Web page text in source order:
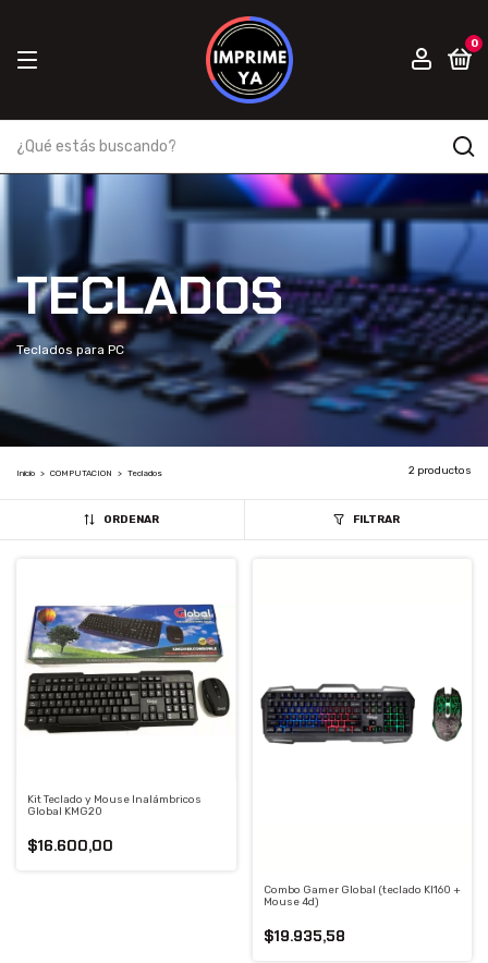
0
TECLADOS
Teclados para PC
Inicio > COMPUTACION > Teclados 2 productos
ORDENAR FILTRAR
Kit Teclado y Mouse Inalámbricos
Global KMG20
$16.600,00
Combo Gamer Global (teclado Kl160 +
Mouse 4d)
$19.935,58